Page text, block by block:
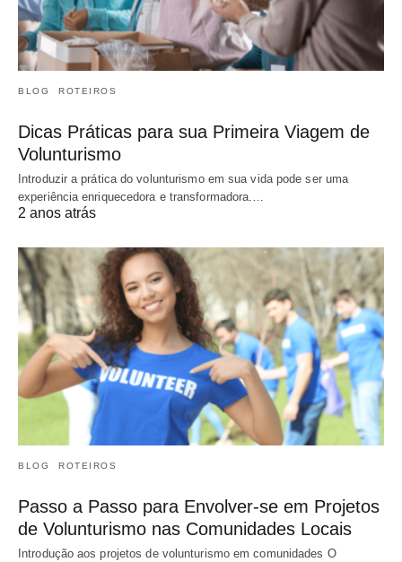
BLOG ROTEIROS
Dicas Práticas para sua Primeira Viagem de
Volunturismo
Introduzir a prática do volunturismo em sua vida pode ser uma
experiência enriquecedora e transformadora.…
2 anos atrás
BLOG ROTEIROS
Passo a Passo para Envolver-se em Projetos
de Volunturismo nas Comunidades Locais
Introdução aos projetos de volunturismo em comunidades O